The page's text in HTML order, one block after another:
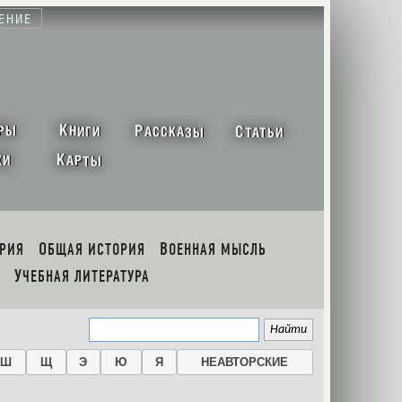
КНИГИ РАССКАЗЫ СТАТЬИ
КАРТЫ
ОБЩАЯ ИСТОРИЯ
ВОЕННАЯ МЫСЛЬ
УЧЕБНАЯ ЛИТЕРАТУРА
Ш Щ Э Ю Я НЕАВТОРСКИЕ